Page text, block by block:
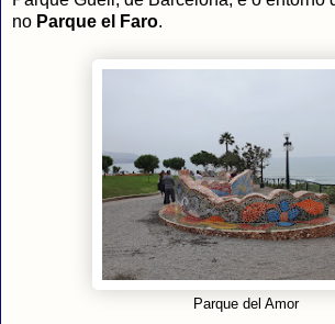
no Parque el Faro.
Parque del Amor